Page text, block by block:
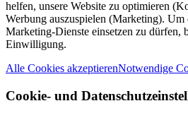
helfen, unsere Website zu optimieren
Werbung auszuspielen (Marketing).
Marketing-Dienste einsetzen zu dürfen,
Einwilligung.
Alle Cookies akzeptierenNotwendige
Cookie- und